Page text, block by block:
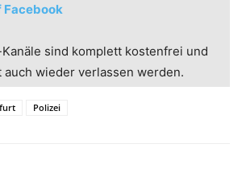
Facebook
sind komplett kostenfrei und
wieder verlassen werden.
Polizei